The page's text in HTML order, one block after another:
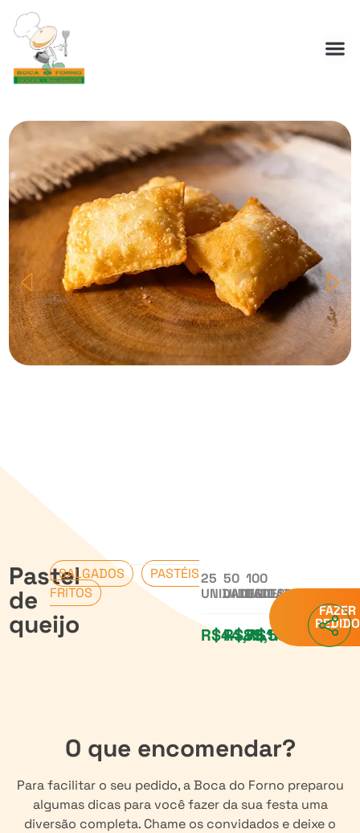
Pastel
de
queijo
SALGADOS
PASTÉIS
FRITOS
25
UNIDADES
R$44,75
50
UNIDADES
R$89,50
100
UNIDADES
R$179,00
FAZER
PEDIDO
O que encomendar?
Para facilitar o seu pedido, a Boca do Forno preparou
algumas dicas para você fazer da sua festa uma
diversão completa. Chame os convidados e deixe o